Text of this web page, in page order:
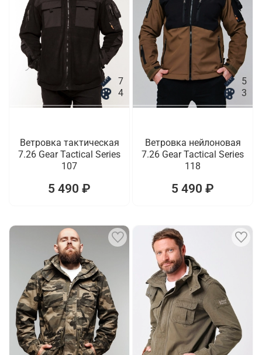
7
4
Ветровка тактическая
7.26 Gear Tactical Series
107
5 490 ₽
5
3
Ветровка нейлоновая
7.26 Gear Tactical Series
118
5 490 ₽